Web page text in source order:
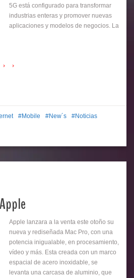
5G está configurado para transformar
industrias enteras y promover nuevas
aplicaciones y modelos de negocios. La
Mobile New´s
Noticias
Apple lanzara a la venta este otoño su
nueva y rediseñada Mac Pro, con una
potencia inigualable, en procesamiento,
vídeo y más. Esta creada con un marco
espacial de acero inoxidable, se
levanta una carcasa de aluminio, que